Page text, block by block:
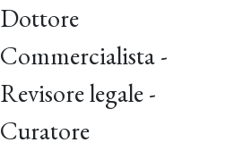
Dottore
Commercialista -
Revisore legale -
Curatore